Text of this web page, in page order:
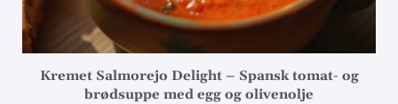
Kremet Salmorejo Delight – Spansk tomat- og
brødsuppe med egg og olivenolje